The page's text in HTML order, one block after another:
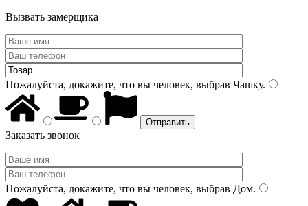
Вызвать замерщика
Пожалуйста, докажите, что вы человек, выбрав Чашку.
Заказать звонок
Пожалуйста, докажите, что вы человек, выбрав Дом.